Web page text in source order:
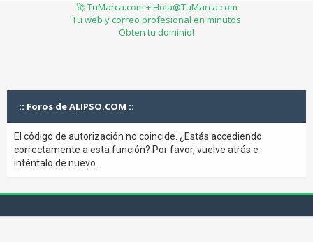
🚀 TuMarca.com + Hola@TuMarca.com
Tu web y correo profesional en minutos
Obten tu dominio!
:: Foros de ALIPSO.COM ::
El código de autorización no coincide. ¿Estás accediendo
correctamente a esta función? Por favor, vuelve atrás e
inténtalo de nuevo.